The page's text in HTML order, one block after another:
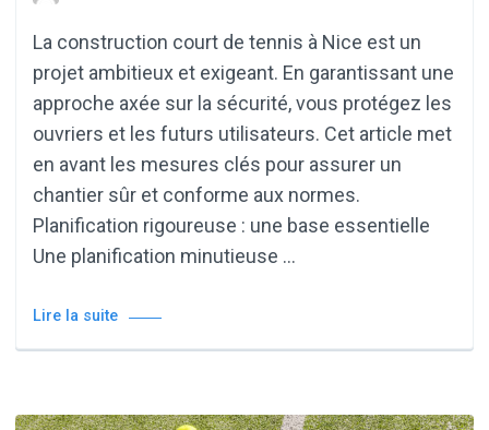
La construction court de tennis à Nice est un
projet ambitieux et exigeant. En garantissant une
approche axée sur la sécurité, vous protégez les
ouvriers et les futurs utilisateurs. Cet article met
en avant les mesures clés pour assurer un
chantier sûr et conforme aux normes.
Planification rigoureuse : une base essentielle
Une planification minutieuse …
Lire la suite